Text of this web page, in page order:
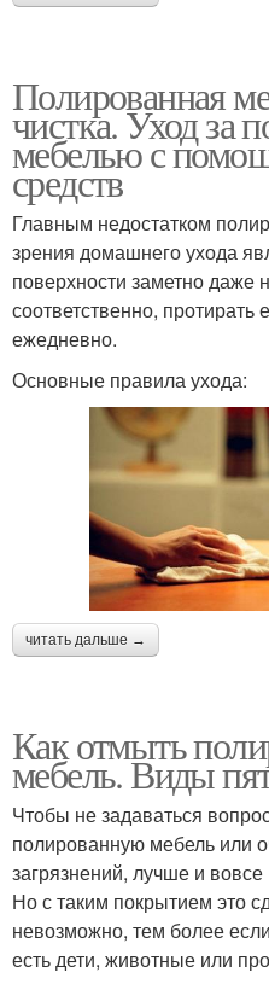
Полированная
чистка. Уход за
мебелью с
средств
Главным недостатком
зрения домашнего ухода
поверхности заметно
соответственно, протирать
ежедневно.
Основные правила ухода:
читать дальше →
Как отмыть
мебель. Виды
Чтобы не задаваться
полированную мебель или
загрязнений, лучше и
Но с таким покрытием это
невозможно, тем более
есть дети, животные или